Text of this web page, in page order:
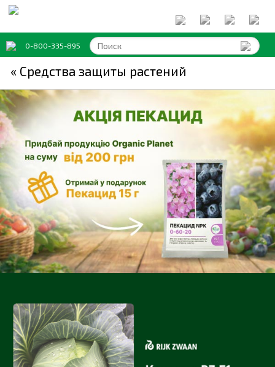
0-800-335-895
« Средства защиты растений